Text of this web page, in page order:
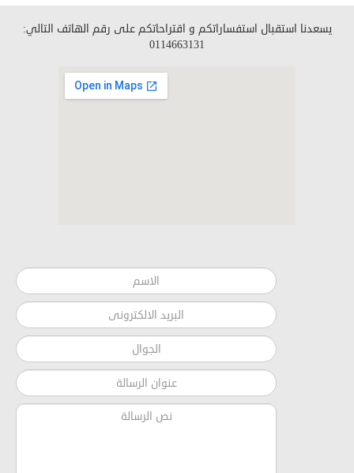
يسعدنا استقبال استفساراتكم و اقتراحاتكم على رقم الهاتف التالي:
0114663131